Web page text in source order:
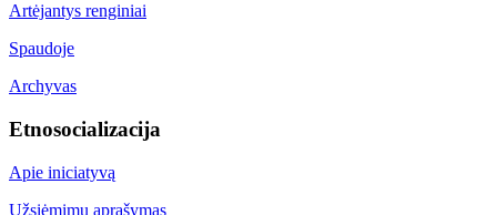
Artėjantys renginiai
Spaudoje
Archyvas
Etnosocializacija
Apie iniciatyvą
Užsiėmimų aprašymas